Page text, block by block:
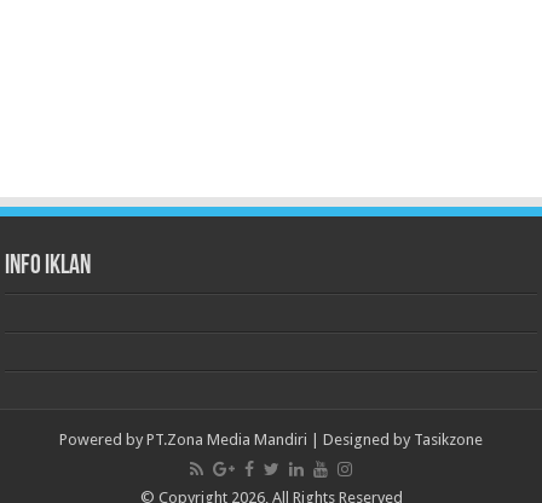
Info Iklan
Powered by PT.Zona Media Mandiri | Designed by Tasikzone
© Copyright 2026, All Rights Reserved